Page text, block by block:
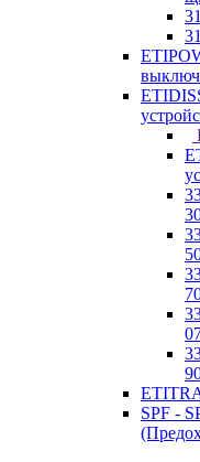
SPF -